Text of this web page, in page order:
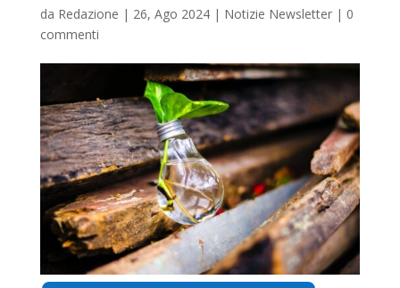
da Redazione | 26, Ago 2024| Notizie Newsletter| 0
commenti